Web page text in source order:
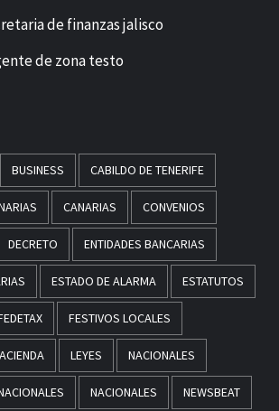
de finanzas jalisco
de zona testo
BUSINESS CABILDO DE TENERIFE
CANARIAS CONVENIOS
DECRETO ENTIDADES BANCARIAS
ESTADO DE ALARMA ESTATUTOS
FESTIVOS LOCALES
LEYES NACIONALES
NACIONALES NEWSBEAT